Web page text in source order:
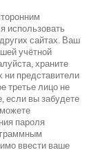
использовать
сайтах. Ваш
учётной
храните
ни представители
третье лицо не
если вы забудете
пароля
ввести ваше